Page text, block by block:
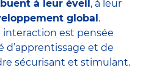
à leur éveil , à leur
global .
est pensée
et de
sécurisant et stimulant.